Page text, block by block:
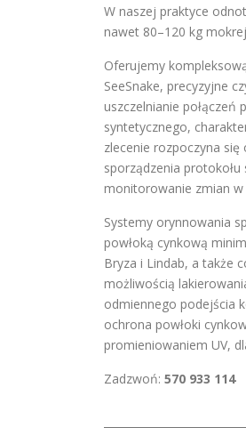
W naszej praktyce
nawet 80–120 kg
Oferujemy
SeeSnake, precyzyjne
uszczelnianie połączeń
syntetycznego,
zlecenie rozpoczyna
sporządzenia
monitorowanie zmian w
Systemy orynnowania
powłoką cynkową
Bryza i Lindab, a także
możliwością
odmiennego podejścia
ochrona powłoki
promieniowaniem UV,
Zadzwoń: 570 933 114